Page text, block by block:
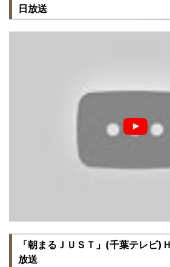
日放送
「朝まるＪＵＳＴ」(千葉テレビ)
放送